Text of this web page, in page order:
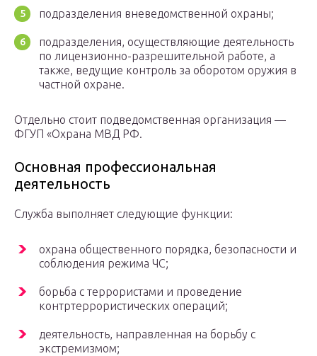
подразделения вневедомственной охраны;
подразделения, осуществляющие деятельность
по лицензионно-разрешительной работе, а
также, ведущие контроль за оборотом оружия в
частной охране.
Отдельно стоит подведомственная организация —
ФГУП «Охрана МВД РФ.
Основная профессиональная
деятельность
Служба выполняет следующие функции:
охрана общественного порядка, безопасности и
соблюдения режима ЧС;
борьба с террористами и проведение
контртеррористических операций;
деятельность, направленная на борьбу с
экстремизмом;